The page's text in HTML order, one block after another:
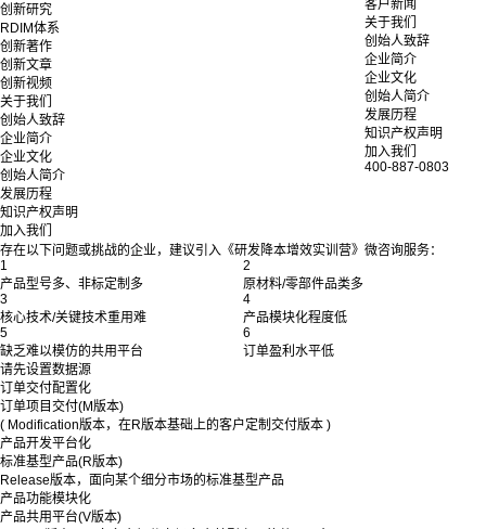
客户新闻
关于我们
创始人致辞
企业简介
企业文化
创始人简介
发展历程
知识产权声明
加入我们
400-887-0803
创新研究
RDIM体系
创新著作
创新文章
创新视频
关于我们
创始人致辞
企业简介
企业文化
创始人简介
发展历程
知识产权声明
加入我们
存在以下问题或挑战的企业，建议引入《研发降本增效实训营》微咨询服务：
1
产品型号多、非标定制多
2
原材料/零部件品类多
3
核心技术/关键技术重用难
4
产品模块化程度低
5
缺乏难以模仿的共用平台
6
订单盈利水平低
请先设置数据源
订单交付配置化
订单项目交付(M版本)
( Modification版本，在R版本基础上的客户定制交付版本 )
产品开发平台化
标准基型产品(R版本)
Release版本，面向某个细分市场的标准基型产品
产品功能模块化
产品共用平台(V版本)